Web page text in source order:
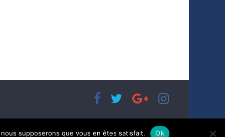
supposerons que vous en êtes satisfait. Ok